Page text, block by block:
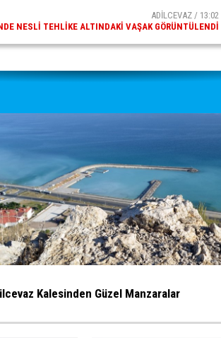
ADİLCEVAZ / 13:02
NESLI TEHLIKE ALTINDAKI VAŞAK GÖRÜNTÜLENDI
Kalesinden Güzel Manzaralar